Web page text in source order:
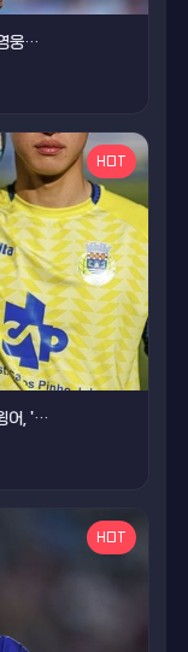
웅…
HOT
어, '…
HOT